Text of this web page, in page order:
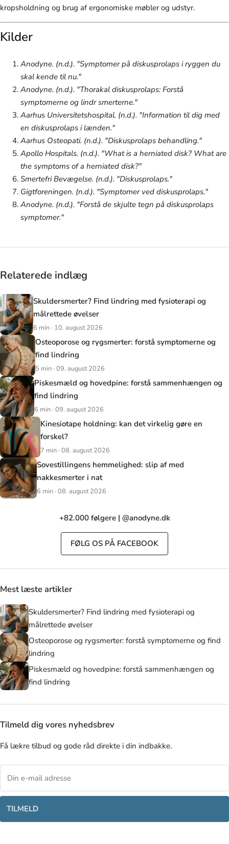
kropsholdning og brug af ergonomiske møbler og udstyr.
Kilder
Anodyne. (n.d.). "Symptomer på diskusprolaps i ryggen du
skal kende til nu."
Anodyne. (n.d.). "Thorakal diskusprolaps: Forstå
symptomerne og lindr smerterne."
Aarhus Universitetshospital. (n.d.). "Information til dig med
en diskusprolaps i lænden."
Aarhus Osteopati. (n.d.). "Diskusprolaps behandling."
Apollo Hospitals. (n.d.). "What is a herniated disk? What are
the symptoms of a herniated disk?"
Smertefri Bevægelse. (n.d.). "Diskusprolaps."
Gigtforeningen. (n.d.). "Symptomer ved diskusprolaps."
Anodyne. (n.d.). "Forstå de skjulte tegn på diskusprolaps
symptomer."
Relaterede indlæg
Skuldersmerter? Find lindring med fysioterapi og
målrettede øvelser
6 min · 10. august 2026
Osteoporose og rygsmerter: forstå symptomerne og
find lindring
5 min · 09. august 2026
Piskesmæld og hovedpine: forstå sammenhængen og
find lindring
6 min · 09. august 2026
Kinesiotape holdning: kan det virkelig gøre en
forskel?
7 min · 08. august 2026
Sovestillingens hemmelighed: slip af med
nakkesmerter i nat
6 min · 08. august 2026
+82.000 følgere | @anodyne.dk
FØLG OS PÅ FACEBOOK
Mest læste artikler
Skuldersmerter? Find lindring med fysioterapi og
målrettede øvelser
Osteoporose og rygsmerter: forstå symptomerne og find
lindring
Piskesmæld og hovedpine: forstå sammenhængen og
find lindring
Tilmeld dig vores nyhedsbrev
Få lækre tilbud og gode råd direkte i din indbakke.
TILMELD